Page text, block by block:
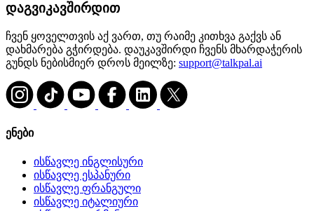
დაგვიკავშირდით
ჩვენ ყოველთვის აქ ვართ, თუ რაიმე კითხვა გაქვს ან
დახმარება გჭირდება. დაუკავშირდი ჩვენს მხარდაჭერის
გუნდს ნებისმიერ დროს მეილზე: support@talkpal.ai
ენები
ისწავლე ინგლისური
ისწავლე ესპანური
ისწავლე ფრანგული
ისწავლე იტალიური